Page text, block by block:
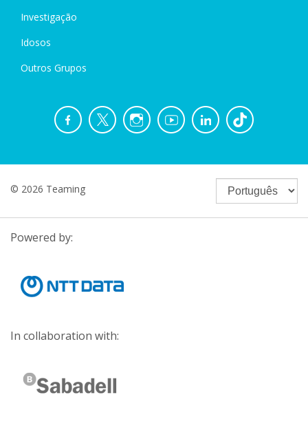
Investigação
Idosos
Outros Grupos
© 2026 Teaming
Powered by:
In collaboration with: